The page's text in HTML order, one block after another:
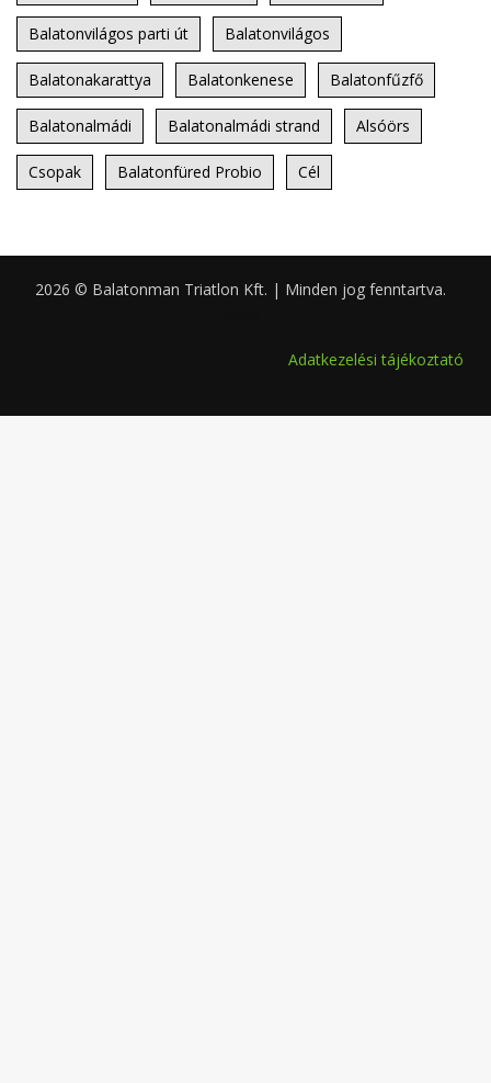
Balatonvilágos parti út Balatonvilágos
Balatonakarattya Balatonkenese Balatonfűzfő
Balatonalmádi Balatonalmádi strand Alsóörs
Csopak Balatonfüred Probio Cél
2026 © Balatonman Triatlon Kft. | Minden jog fenntartva.
Adatkezelési tájékoztató